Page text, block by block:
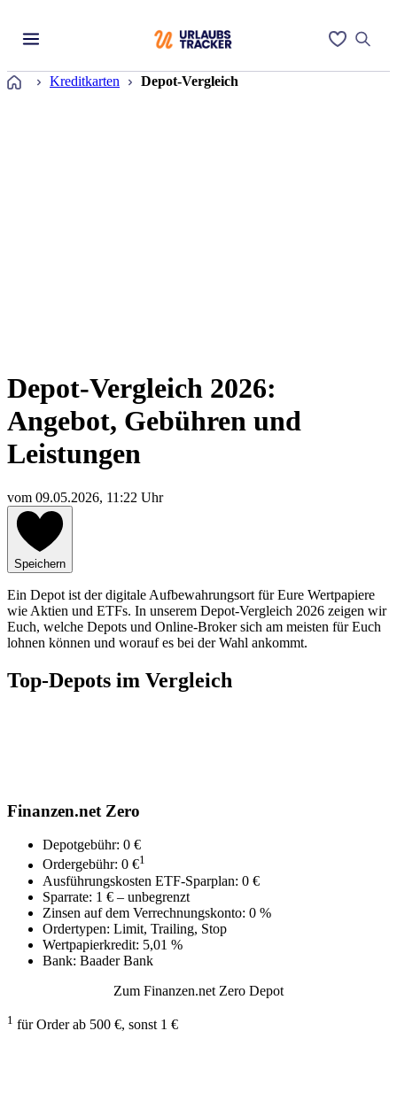
Startseite
Kreditkarten Depot-Vergleich
Depot-Vergleich 2026:
Angebot, Gebühren und
Leistungen
vom 09.05.2026, 11:22 Uhr
Speichern
Ein Depot ist der digitale Aufbewahrungsort für Eure Wertpapiere
wie Aktien und ETFs. In unserem Depot-Vergleich 2026 zeigen wir
Euch, welche Depots und Online-Broker sich am meisten für Euch
lohnen können und worauf es bei der Wahl ankommt.
Top-Depots im Vergleich
Finanzen.net Zero
Depotgebühr: 0 €
Ordergebühr: 0 €1
Ausführungskosten ETF-Sparplan: 0 €
Sparrate: 1 € – unbegrenzt
Zinsen auf dem Verrechnungskonto: 0 %
Ordertypen: Limit, Trailing, Stop
Wertpapierkredit: 5,01 %
Bank: Baader Bank
Zum Finanzen.net Zero Depot
1 für Order ab 500 €, sonst 1 €